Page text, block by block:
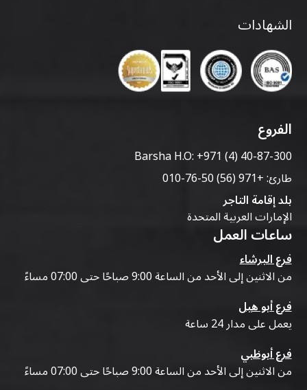
الشهادات
الفروع
Barsha H.O:+971 (4) 40-87-300
طارئ:+971 (56) 50-76-010
بلد إقامة التاجر
الإمارات العربية المتحدة
ساعات العمل
فرع البرشاء
من الاثنين إلى الأحد من الساعة 9:00 صباحًا حتى 07:00 مساءً
فرع أبو هيل
يعمل على مدار 24 ساعة
فرع أبوظبي
من الاثنين إلى الأحد من الساعة 9:00 صباحًا حتى 07:00 مساءً